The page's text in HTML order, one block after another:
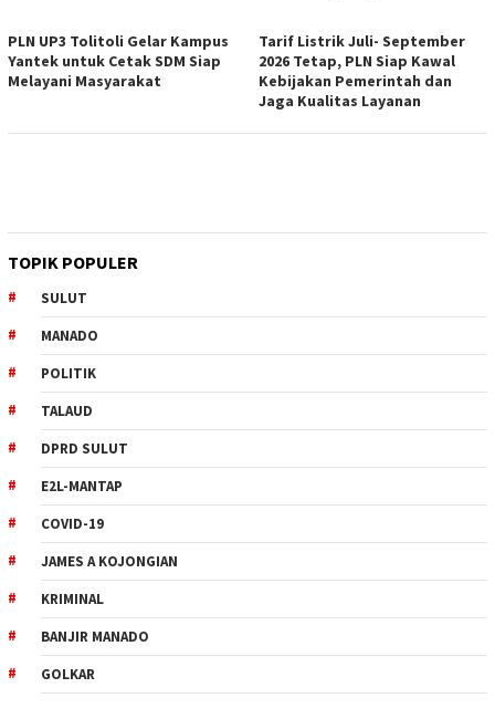
PLN UP3 Tolitoli Gelar Kampus
Yantek untuk Cetak SDM Siap
Melayani Masyarakat
Tarif Listrik Juli- September
2026 Tetap, PLN Siap Kawal
Kebijakan Pemerintah dan
Jaga Kualitas Layanan
TOPIK POPULER
SULUT
MANADO
POLITIK
TALAUD
DPRD SULUT
E2L-MANTAP
COVID-19
JAMES A KOJONGIAN
KRIMINAL
BANJIR MANADO
GOLKAR